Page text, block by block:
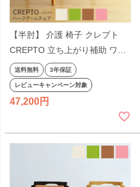
【半肘】 介護 椅子 クレプト
CREPTO 立ち上がり補助 ワイ
ド 完成品 木製 合皮 高齢者 ダ
イニングチェア 食堂椅子 リビ
ング 居間 アームチェア 洗面所
木製 椅子 敬老の日 クレス スタ
送料無料 3年保証
レビューキャンペーン対象
47,200